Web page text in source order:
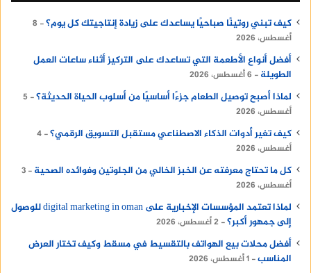
كيف تبني روتينًا صباحيًا يساعدك على زيادة إنتاجيتك كل يوم؟
8
أغسطس، 2026
أفضل أنواع الأطعمة التي تساعدك على التركيز أثناء ساعات العمل
الطويلة
6 أغسطس، 2026
لماذا أصبح توصيل الطعام جزءًا أساسيًا من أسلوب الحياة الحديثة؟
5
أغسطس، 2026
كيف تغير أدوات الذكاء الاصطناعي مستقبل التسويق الرقمي؟ 4
أغسطس، 2026
كل ما تحتاج معرفته عن الخبز الخالي من الجلوتين وفوائده الصحية
3
أغسطس، 2026
لماذا تعتمد المؤسسات الإخبارية على digital marketing in oman للوصول
إلى جمهور أكبر؟ 2 أغسطس، 2026
أفضل محلات بيع الهواتف بالتقسيط في مسقط وكيف تختار العرض
المناسب 1 أغسطس، 2026